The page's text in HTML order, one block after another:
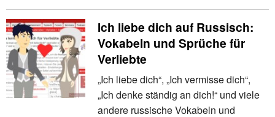
Ich liebe dich auf Russisch:
Vokabeln und Sprüche für
Verliebte
„Ich liebe dich“, „Ich vermisse dich“,
„Ich denke ständig an dich!“ und viele
andere russische Vokabeln und